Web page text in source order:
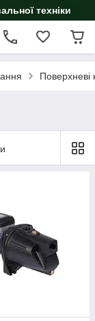
техніки
Поверхневі